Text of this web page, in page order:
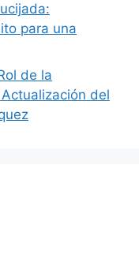
para una
de la
del